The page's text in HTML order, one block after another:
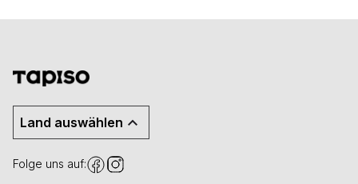
Land auswählen
Folge uns auf: